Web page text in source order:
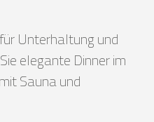
Unterhaltung und
elegante Dinner im
Sauna und